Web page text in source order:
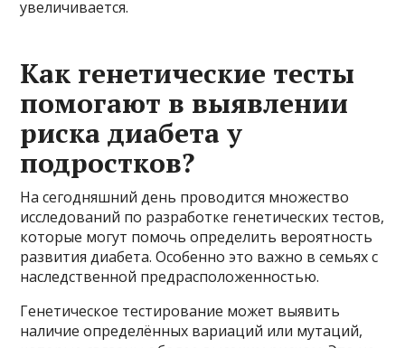
увеличивается.
Как генетические тесты
помогают в выявлении
риска диабета у
подростков?
На сегодняшний день проводится множество
исследований по разработке генетических тестов,
которые могут помочь определить вероятность
развития диабета. Особенно это важно в семьях с
наследственной предрасположенностью.
Генетическое тестирование может выявить
наличие определённых вариаций или мутаций,